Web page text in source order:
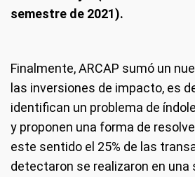
semestre de 2021).
Finalmente, ARCAP sumó un
las inversiones de impacto, es
identifican un problema de
y proponen una forma de
este sentido el 25% de las
detectaron se realizaron en